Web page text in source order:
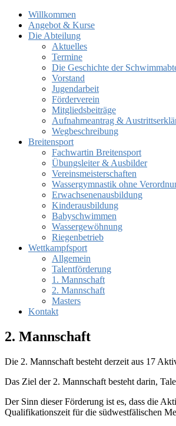
Willkommen
Angebot & Kurse
Die Abteilung
Aktuelles
Termine
Die Geschichte der
Vorstand
Jugendarbeit
Förderverein
Mitgliedsbeiträge
Aufnahmeantrag &
Wegbeschreibung
Breitensport
Fachwartin Breitensport
Übungsleiter & Ausbilder
Vereinsmeisterschaften
Wassergymnastik ohne
Erwachsenenausbildung
Kinderausbildung
Babyschwimmen
Wassergewöhnung
Riegenbetrieb
Wettkampfsport
Allgemein
Talentförderung
1. Mannschaft
2. Mannschaft
Masters
Kontakt
2. Mannschaft
Die 2. Mannschaft besteht derzeit aus 17
Das Ziel der 2. Mannschaft besteht darin,
Der Sinn dieser Förderung ist es, dass die
Qualifikationszeit für die südwestfälischen